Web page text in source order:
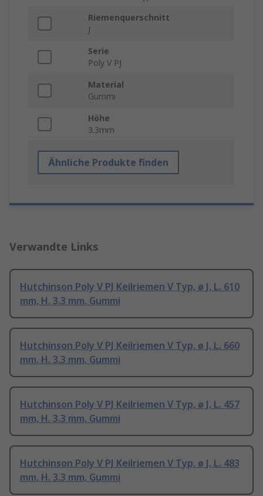
Riemenquerschnitt
J
Serie
Poly V PJ
Material
Gummi
Höhe
3.3mm
Ähnliche Produkte finden
Verwandte Links
Hutchinson Poly V PJ Keilriemen V Typ, ø J, L. 610
mm, H. 3.3 mm, Gummi
Hutchinson Poly V PJ Keilriemen V Typ, ø J, L. 660
mm, H. 3.3 mm, Gummi
Hutchinson Poly V PJ Keilriemen V Typ, ø J, L. 457
mm, H. 3.3 mm, Gummi
Hutchinson Poly V PJ Keilriemen V Typ, ø J, L. 483
mm, H. 3.3 mm, Gummi